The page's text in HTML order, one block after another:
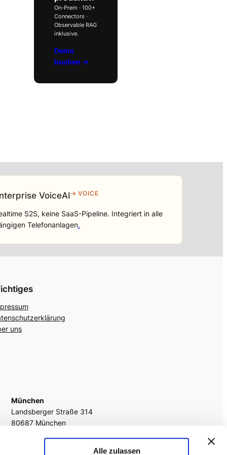
Alle zulassen
On-Prem · 100+
Connectors ·
Observable RAG
inklusive.
Demo
buchen →
VoiceAI→ VOICE
S2S, keine SaaS-Pipeline. Integriert in alle
Telefonanlagen.
uns
München
Landsberger Straße 314
80687 München
+49 89 242054 1177